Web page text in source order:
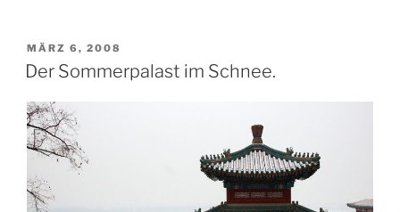
und
VERÖFFENTLICHT
AM
MÄRZ 6, 2008
Der Sommerpalast im Schnee.